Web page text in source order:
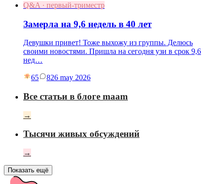
Q&A · первый-триместр
Замерла на 9,6 недель в 40 лет
Девушки привет! Тоже выхожу из группы. Делюсь
своими новостями. Пришла на сегодня узи в срок 9,6
нед…
65 826 may 2026
Все статьи в блоге maam
→
Тысячи живых обсуждений
→
Показать ещё